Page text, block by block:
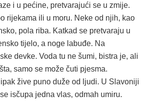
i u pećine, pretvarajući se u zmije.
rijekama ili u moru. Neke od njih, kao
pola riba. Katkad se pretvaraju u
tijelo, a noge labuđe. Na
devke. Voda tu ne šumi, bistra je, ali
samo se može čuti pjesma.
žive puno duže od ljudi. U Slavoniji
isčupa jedna vlas, odmah umiru.